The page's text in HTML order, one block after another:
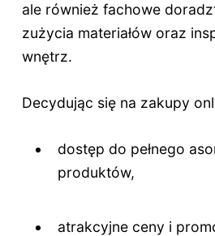
ale również fachowe
zużycia materiałów oraz
wnętrz.
Decydując się na zakupy
dostęp do pełnego
produktów,
atrakcyjne ceny i